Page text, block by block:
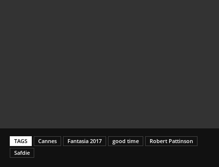
TAGS Cannes Fantasia 2017 good time
Robert Pattinson
Safdie